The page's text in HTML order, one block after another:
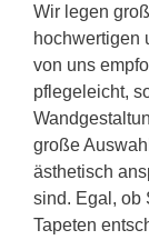
Wir legen
hochwertigen
von uns
pflegeleicht,
große
ästhetisch
sind. Egal, ob
Tapeten